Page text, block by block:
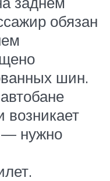
обязан
шин.
возникает
— нужно